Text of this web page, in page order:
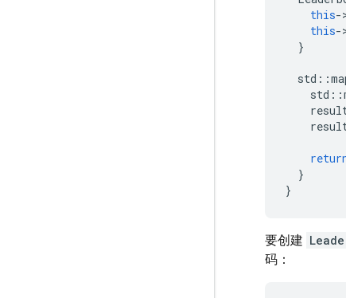
this-
this-
}
std ::
std ::
}
}
要创建
码：